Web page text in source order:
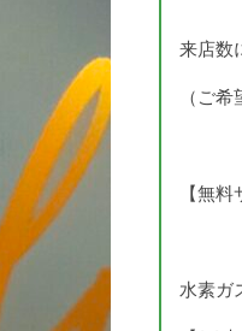
来店数
（ご
【無
水素ガ